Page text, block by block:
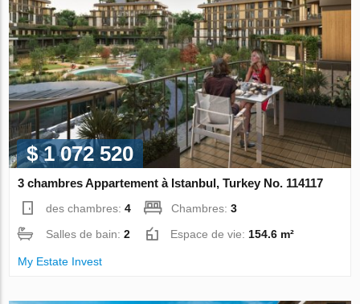
$ 1 072 520
3 chambres Appartement à Istanbul, Turkey No. 114117
des chambres:4 Chambres:3
Salles de bain:2 Espace de vie:154.6 m²
My Estate Invest